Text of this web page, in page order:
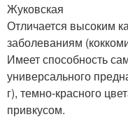
Жуковская
Отличается высоким
заболеваниям
Имеет способность
универсального
г), темно-красного
привкусом.